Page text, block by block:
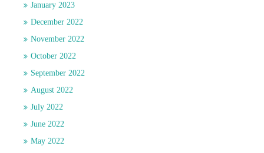
January 2023
December 2022
November 2022
October 2022
September 2022
August 2022
July 2022
June 2022
May 2022